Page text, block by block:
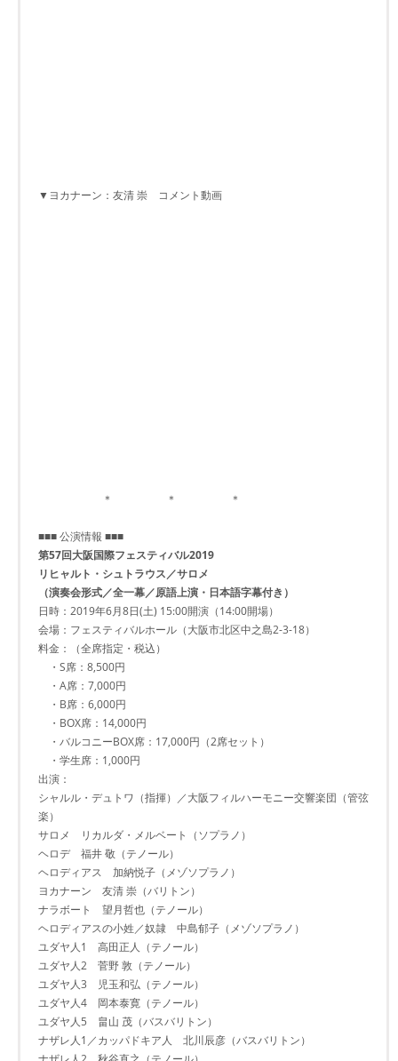
▼ヨカナーン：友清 崇 コメント動画
＊ ＊ ＊
■■■ 公演情報 ■■■
第57回大阪国際フェスティバル2019
リヒャルト・シュトラウス／サロメ
（演奏会形式／全一幕／原語上演・日本語字幕付き）
日時：2019年6月8日(土) 15:00開演（14:00開場）
会場：フェスティバルホール（大阪市北区中之島2-3-18）
料金：（全席指定・税込）
・S席：8,500円
・A席：7,000円
・B席：6,000円
・BOX席：14,000円
・バルコニーBOX席：17,000円（2席セット）
・学生席：1,000円
出演：
シャルル・デュトワ（指揮）／大阪フィルハーモニー交響楽団（管弦
楽）
サロメ リカルダ・メルベート（ソプラノ）
ヘロデ 福井 敬（テノール）
ヘロディアス 加納悦子（メゾソプラノ）
ヨカナーン 友清 崇（バリトン）
ナラボート 望月哲也（テノール）
ヘロディアスの小姓／奴隷 中島郁子（メゾソプラノ）
ユダヤ人1 高田正人（テノール）
ユダヤ人2 菅野 敦（テノール）
ユダヤ人3 児玉和弘（テノール）
ユダヤ人4 岡本泰寛（テノール）
ユダヤ人5 畠山 茂（バスバリトン）
ナザレ人1／カッパドキア人 北川辰彦（バスバリトン）